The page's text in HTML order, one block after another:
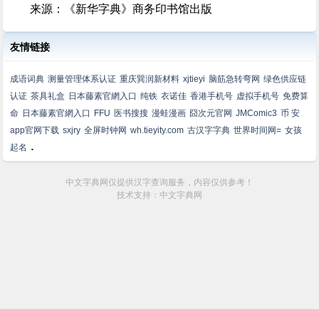
来源：《新华字典》商务印书馆出版
友情链接
成语词典 测量管理体系认证 重庆巽润新材料 xjtieyi 脑筋急转弯网 绿色供应链
认证 茶具礼盒 日本藤素官網入口 纯铁 衣诺佳 香港手机号 虚拟手机号 免费算
命 日本藤素官網入口 FFU 医书搜搜 漫蛙漫画 囧次元官网 JMComic3 币 安
app官网下载 sxjry 全屏时钟网 wh.tieyity.com 古汉字字典 世界时间网= 女孩
起名 .
中文字典网仅提供汉字查询服务，内容仅供参考！
技术支持：中文字典网